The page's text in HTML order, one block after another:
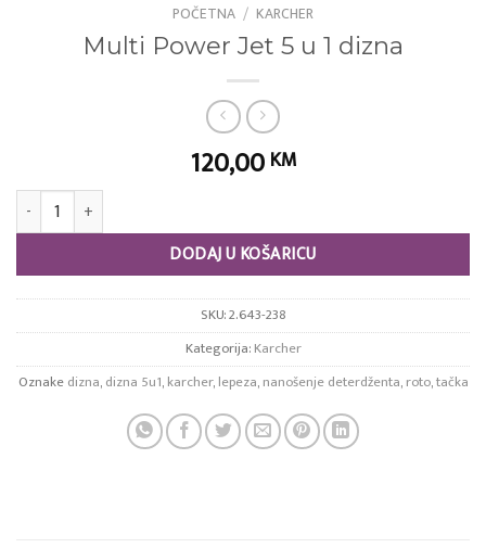
POČETNA / KARCHER
Multi Power Jet 5 u 1 dizna
120,00 KM
Multi Power Jet 5 u 1 dizna količina
DODAJ U KOŠARICU
SKU:2.643-238
Kategorija:Karcher
Oznakedizna,dizna 5u1,karcher,lepeza,nanošenje deterdženta,roto,tačka